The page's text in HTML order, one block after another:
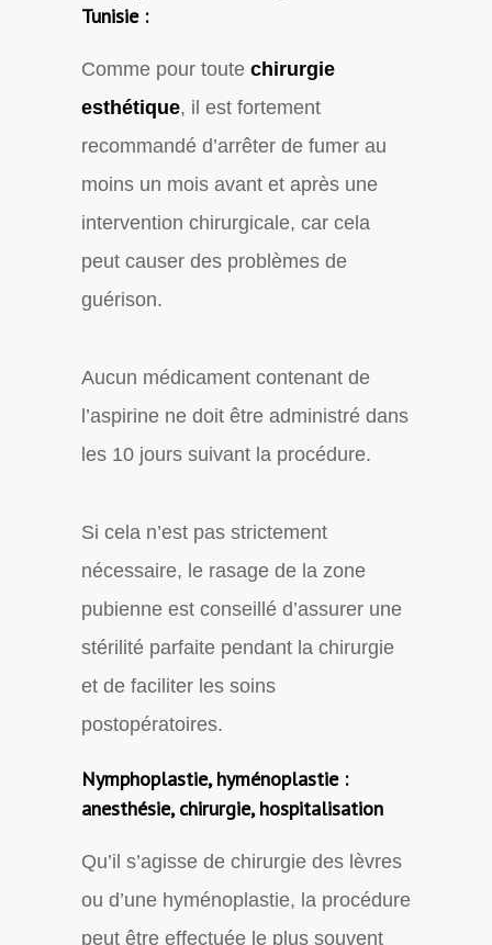
Tunisie :
Comme pour toute chirurgie
esthétique, il est fortement
recommandé d’arrêter de fumer au
moins un mois avant et après une
intervention chirurgicale, car cela
peut causer des problèmes de
guérison.
Aucun médicament contenant de
l’aspirine ne doit être administré dans
les 10 jours suivant la procédure.
Si cela n’est pas strictement
nécessaire, le rasage de la zone
pubienne est conseillé d’assurer une
stérilité parfaite pendant la chirurgie
et de faciliter les soins
postopératoires.
Nymphoplastie, hyménoplastie :
anesthésie, chirurgie, hospitalisation
Qu’il s’agisse de chirurgie des lèvres
ou d’une hyménoplastie, la procédure
peut être effectuée le plus souvent